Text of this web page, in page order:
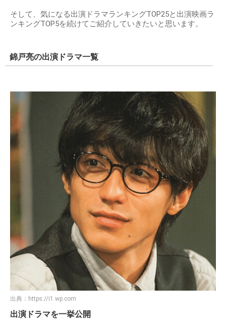
そして、気になる出演ドラマランキングTOP25と出演映画ラ
ンキングTOP5を続けてご紹介していきたいと思います。
錦戸亮の出演ドラマ一覧
出典： https://i1.wp.com
出演ドラマを一挙公開